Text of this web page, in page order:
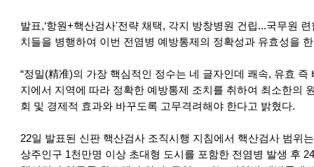
발표,‘항원+핵산검사'전략 채택, 각지 방창병원 건립...국무원
치들을 병행하여 이번 전염병 예방통제의 정확성과 유효성을
“정밀(精准)의 가장 핵심적인 정수는 네 글자인데 쾌속, 유효 즉
지에서 지역에 따라 정확한 예방통제 조치를 취하여 최소한의
회 및 경제적 효과와 바꾸도록 고무격려해야 한다고 밝혔다.
22일 발표된 신판 핵산검사 조직시행 지침에서 핵산검사 범위
상주인구 1천만명 이상 초대형 도시를 포함한 전염병 발생 후